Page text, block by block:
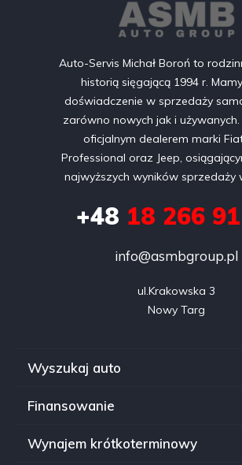
Auto-Servis Michał Boroń to
historią sięgającą 1994 r.
doświadczenie w sprzedaży
zarówno nowych jak i używanych.
oficjalnym dealerem marki
Professional oraz Jeep,
najwyższych wyników sprzedaży
+48 18 266
info@asmbgroup.pl
ul.Krakowska 3
Nowy Targ
Wyszukaj auto
Finansowanie
Wynajem krótkoterminowy